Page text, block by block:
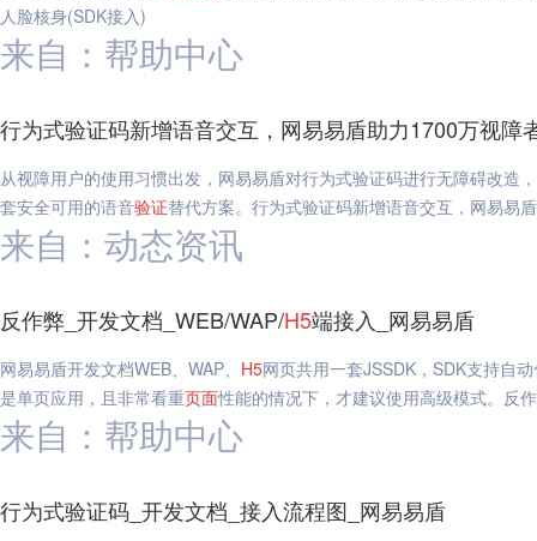
人脸核身(SDK接入)
来自：帮助中心
行为式验证码新增语音交互，网易易盾助力1700万视障
从视障用户的使用习惯出发，网易易盾对行为式验证码进行无障碍改造
套安全可用的语音验证替代方案。行为式验证码新增语音交互，网易易
来自：动态资讯
反作弊_开发文档_WEB/WAP/H5端接入_网易易盾
网易易盾开发文档WEB、WAP、 H5网页共用一套JSSDK，SDK支持自
是单页应用，且非常看重页面性能的情况下，才建议使用高级模式。反
来自：帮助中心
行为式验证码_开发文档_接入流程图_网易易盾